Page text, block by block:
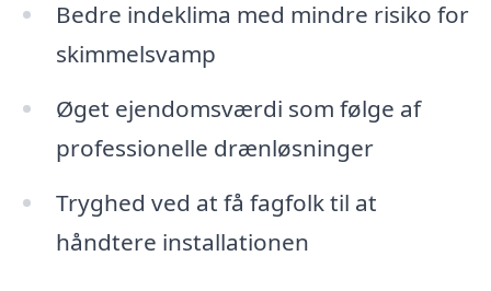
Bedre indeklima med mindre risiko for
skimmelsvamp
Øget ejendomsværdi som følge af
professionelle drænløsninger
Tryghed ved at få fagfolk til at
håndtere installationen